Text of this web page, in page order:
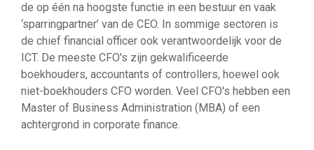
de op één na hoogste functie in een bestuur en vaak
‘sparringpartner’ van de CEO. In sommige sectoren is
de chief financial officer ook verantwoordelijk voor de
ICT. De meeste CFO's zijn gekwalificeerde
boekhouders, accountants of controllers, hoewel ook
niet-boekhouders CFO worden. Veel CFO's hebben een
Master of Business Administration (MBA) of een
achtergrond in corporate finance.